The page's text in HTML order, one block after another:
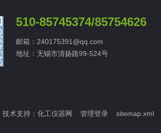
510-85745374/85754626
邮箱：240175391@qq.com
地址：无锡市清扬路99-524号
技术支持： 化工仪器网 管理登录 sitemap.xml